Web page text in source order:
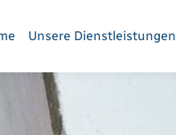
Unsere Dienstleistungen